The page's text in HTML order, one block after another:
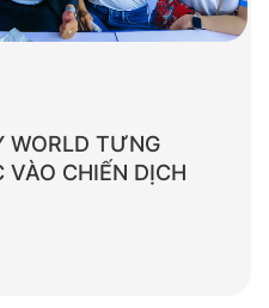
WORLD TƯNG
CHIẾN DỊCH